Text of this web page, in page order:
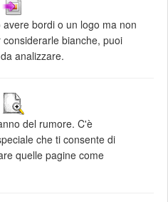
bordi o un logo ma non
bianche, puoi
analizzare.
del rumore. C'è
che ti consente di
quelle pagine come